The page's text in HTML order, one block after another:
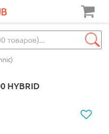
HYBRID